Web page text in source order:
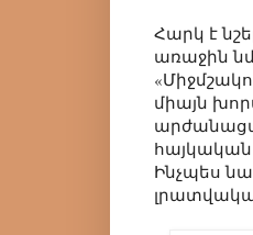
Հարկ է
առաջին
միայն
հայկական
Ինչպես